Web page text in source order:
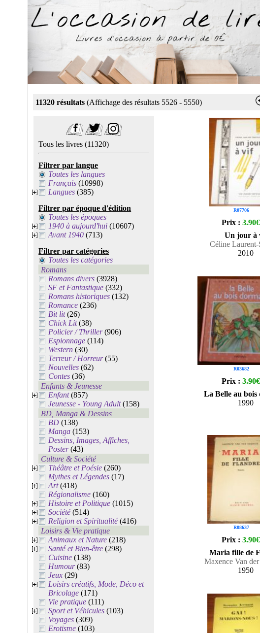
11320 résultats (Affichage des résultats 5526 - 5550)
Tous les livres(11320)
Filtrer par langue
Toutes les langues
Français (10998)
Langues (385)
Filtrer par époque d'édition
Toutes les époques
1940 à aujourd'hui (10607)
Avant 1940 (713)
Filtrer par catégories
Toutes les catégories
Romans
Romans divers (3928)
SF et Fantastique (332)
Romans historiques (132)
Romance (236)
Bit lit(26)
Chick Lit(38)
Policier / Thriller(906)
Espionnage (114)
Western (30)
Terreur / Horreur(55)
Nouvelles (62)
Contes (36)
Enfants & Jeunesse
Enfant(857)
Jeunesse - Young Adult(158)
BD, Manga & Dessins
BD (138)
Manga (153)
Dessins, Images, Affiches,
Poster(43)
Culture & Société
Théâtre et Poésie (260)
Mythes et Légendes (17)
Art(418)
Régionalisme (160)
Histoire et Politique (1015)
Société(514)
Religion et Spiritualité(416)
Loisirs & Vie pratique
Animaux et Nature (218)
Santé et Bien-être (298)
Cuisine (138)
Humour(83)
Jeux (29)
Loisirs créatifs, Mode, Déco et
Bricolage (171)
Vie pratique (111)
Sport et Véhicules (103)
Voyages (309)
Erotisme (103)
R07706
Prix :3.90€
Un jour à
Céline Laurent-
2010
R03682
Prix :3.90€
La Belle au bois
1990
R08637
Prix :3.90€
Maria fille de
Maxence Van
1950